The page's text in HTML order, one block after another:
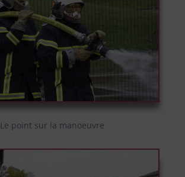
Le point sur la manoeuvre